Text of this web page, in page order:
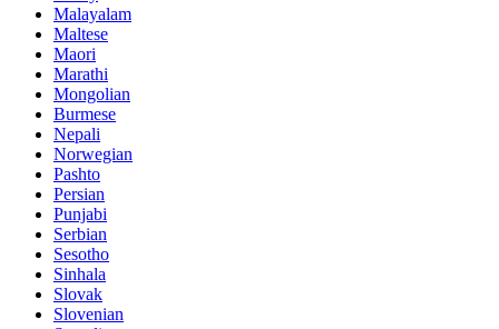
Malayalam
Maltese
Maori
Marathi
Mongolian
Burmese
Nepali
Norwegian
Pashto
Persian
Punjabi
Serbian
Sesotho
Sinhala
Slovak
Slovenian